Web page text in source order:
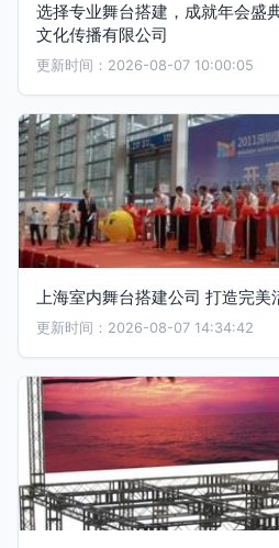
选择专业舞台搭建，成就年会
文化传播有限公司
更新时间：2026-08-07 10:00:05
上海室内舞台搭建公司 打造完美
更新时间：2026-08-07 14:34:42